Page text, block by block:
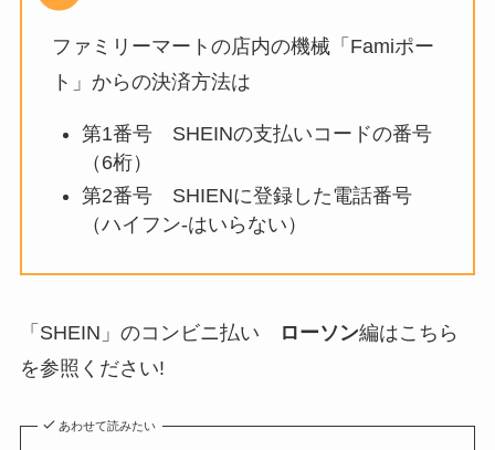
ファミリーマートの店内の機械「Famiポー
ト」からの決済方法は
第1番号 SHEINの支払いコードの番号
（6桁）
第2番号 SHIENに登録した電話番号
（ハイフン-はいらない）
「SHEIN」のコンビニ払い ローソン編はこちら
を参照ください!
あわせて読みたい